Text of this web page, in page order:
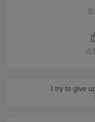
点
I try to give